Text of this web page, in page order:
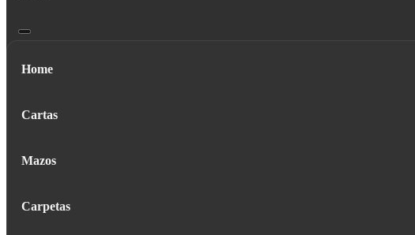
Home
Cartas
Mazos
Carpetas